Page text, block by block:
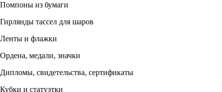
Помпоны из бумаги
Гирлянды тассел для шаров
Ленты и флажки
Ордена, медали, значки
Дипломы, свидетельства, сертификаты
Кубки и статуэтки